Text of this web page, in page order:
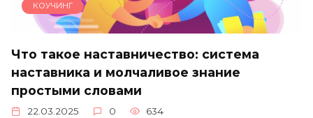
КОУЧИНГ
Что такое наставничество: система
наставника и молчаливое знание
простыми словами
22.03.2025 0 634